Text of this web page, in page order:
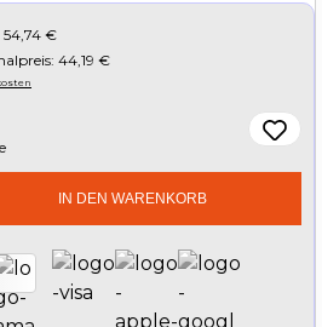
54,74 €
44,19 €
Gib den
IN DEN WARENKORB